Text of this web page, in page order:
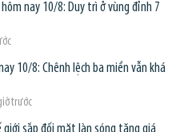
nay 10/8: Duy trì ở vùng đỉnh 7
10/8: Chênh lệch ba miền vẫn khá
trước
giới sắp đối mặt làn sóng tăng giá